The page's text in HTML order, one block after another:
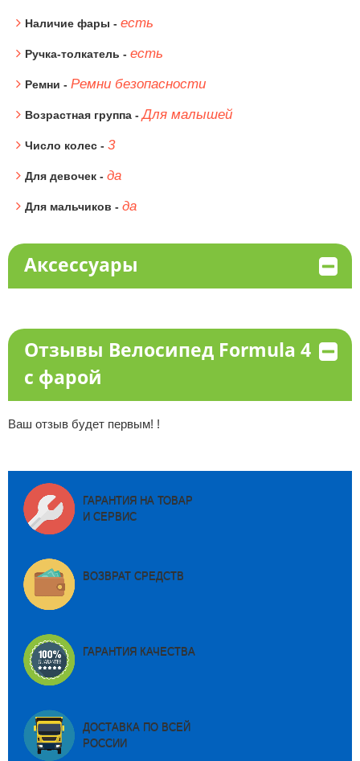
Наличие фары - есть
Ручка-толкатель - есть
Ремни - Ремни безопасности
Возрастная группа -Для малышей
Число колес - 3
Для девочек - да
Для мальчиков - да
Аксессуары
Отзывы Велосипед Formula 4
с фарой
Ваш отзыв будет первым! !
ГАРАНТИЯ НА ТОВАР
И СЕРВИС
ВОЗВРАТ СРЕДСТВ
ГАРАНТИЯ КАЧЕСТВА
ДОСТАВКА ПО ВСЕЙ
РОССИИ